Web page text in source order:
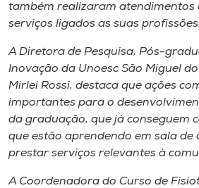
A+
A-
também realizaram atendimentos
serviços ligados as suas profissões.
A Diretora de Pesquisa, Pós-
Inovação da Unoesc São Miguel
Mirlei Rossi, destaca que ações
importantes para o
da graduação, que já conseguem
que estão aprendendo em sala de
prestar serviços relevantes à
A Coordenadora do Curso de